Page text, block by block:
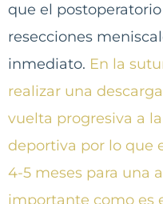
que el
resecciones
inmediato. En la
realizar una
vuelta progresiva a
deportiva por lo que
4-5 meses para una
importante como es